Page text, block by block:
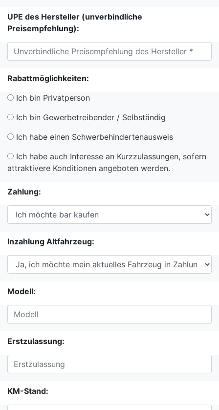
UPE des Hersteller (unverbindliche
Preisempfehlung):
Rabattmöglichkeiten:
Ich bin Privatperson
Ich bin Gewerbetreibender / Selbständig
Ich habe einen Schwerbehindertenausweis
Ich habe auch Interesse an Kurzzulassungen, sofern
attraktivere Konditionen angeboten werden.
Zahlung:
Inzahlung Altfahrzeug:
Modell:
Erstzulassung:
KM-Stand: